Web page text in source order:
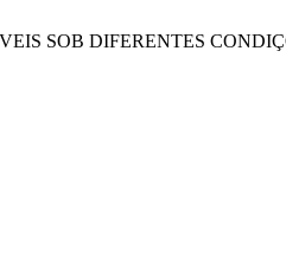
SOB DIFERENTES